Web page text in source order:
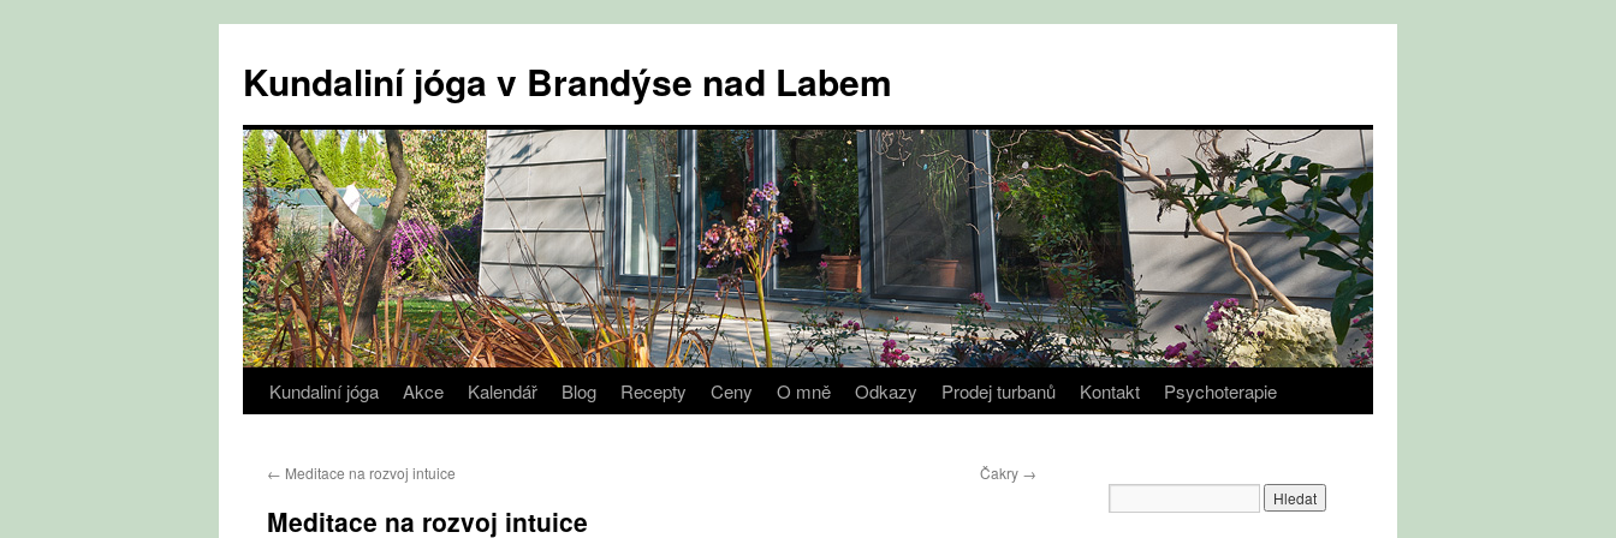
obsahu
webu
Kundaliní jóga v Brandýse nad Labem
Kundaliní jóga Akce Kalendář Blog Recepty Ceny O mně Odkazy Prodej turbanů Kontakt Psychoterapie
← Meditace na rozvoj intuice Čakry →
Meditace na rozvoj intuice